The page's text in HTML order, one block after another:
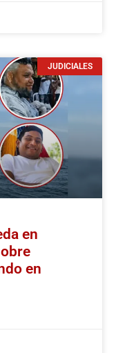
JUDICIALES
en
en